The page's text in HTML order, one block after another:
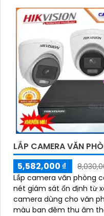
LẮP CAMERA VĂN
5,582,000 ₫
Lắp camera văn phòng
nét giám sát ổn định từ
camera dùng cho văn
màu ban đêm thu âm